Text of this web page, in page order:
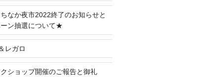
なか夜市2022終了のお知らせと
ン抽選について★
レガロ
ショップ開催のご報告と御礼